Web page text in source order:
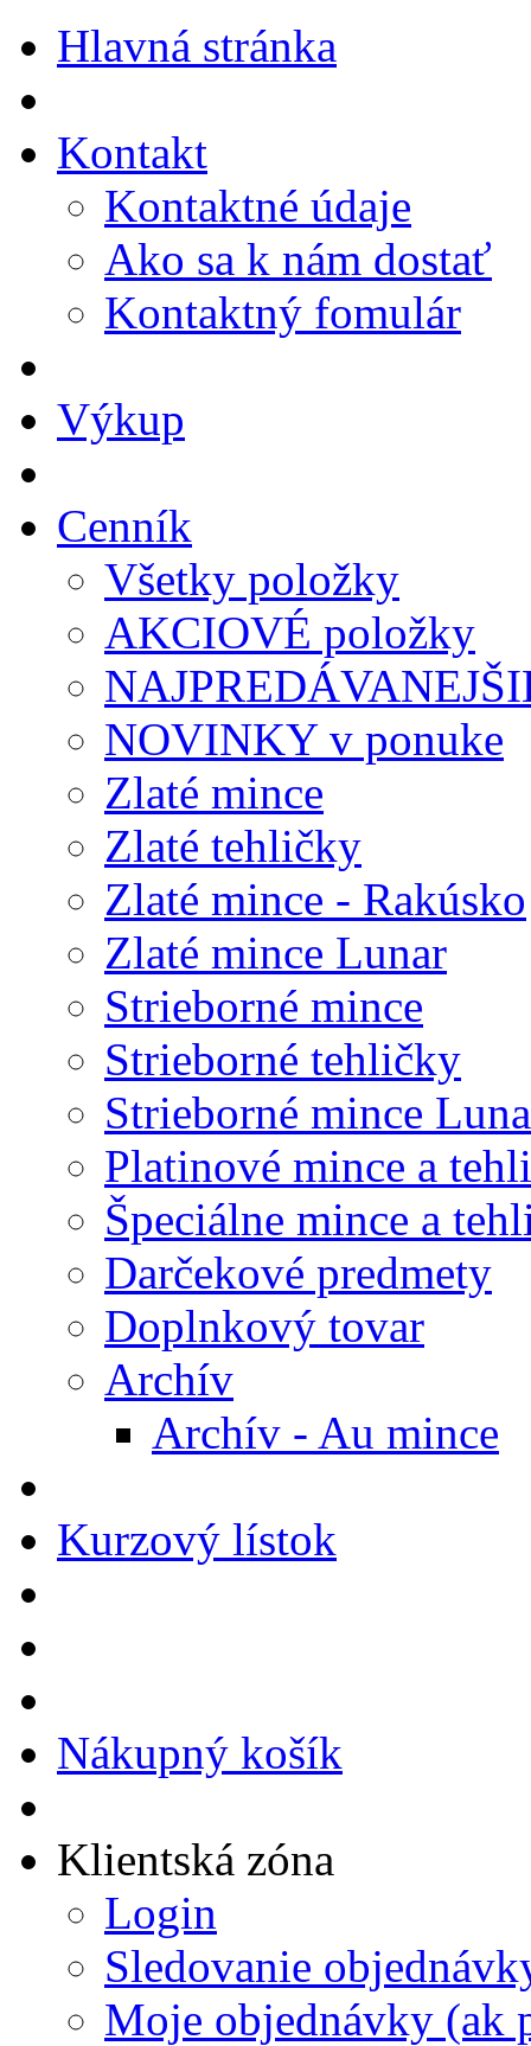
Hlavná stránka
Kontakt
Kontaktné údaje
Ako sa k nám dostať
Kontaktný fomulár
Výkup
Cenník
Všetky položky
AKCIOVÉ položky
NOVINKY v ponuke
Zlaté mince
Zlaté tehličky
Zlaté mince - Rakúsko
Zlaté mince Lunar
Strieborné mince
Strieborné tehličky
Strieborné mince
Platinové mince a
Špeciálne mince a
Darčekové predmety
Doplnkový tovar
Archív
Archív - Au mince
Kurzový lístok
Nákupný košík
Klientská zóna
Login
Sledovanie
Moje objednávky (ak